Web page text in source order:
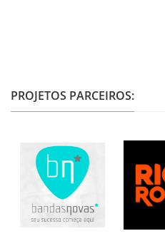
PROJETOS PARCEIROS: